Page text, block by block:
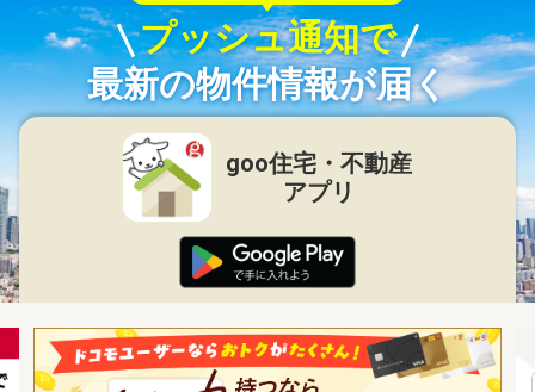
プッシュ通知で
最新の物件情報が届く
goo住宅・不動産
アプリ